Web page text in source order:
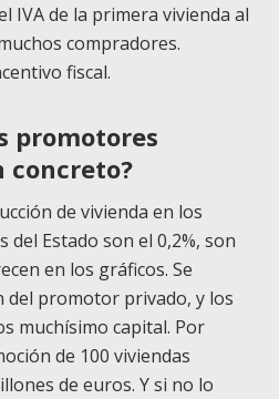
IVA de la primera vivienda al
compradores.
fiscal.
promotores
concreto?
de vivienda en los
Estado son el 0,2%, son
en los gráficos. Se
del promotor privado, y los
muchísimo capital. Por
de 100 viviendas
de euros. Y si no lo